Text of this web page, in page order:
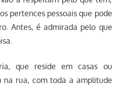
pertences pessoais que pode
Antes, é admirada pelo que
que reside em casas ou
na rua, com toda a amplitude